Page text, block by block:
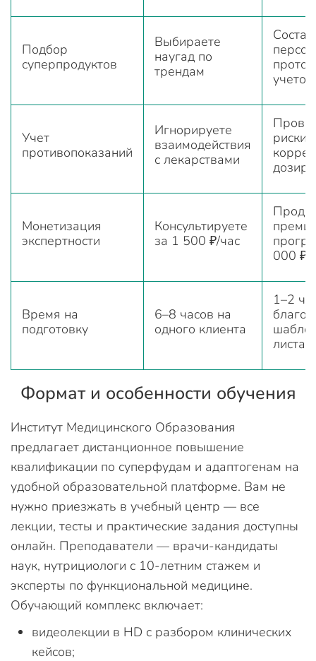
Подбор
суперпродуктов
Выбираете
наугад по
трендам
Учет
противопоказаний
Игнорируете
взаимодействия
с лекарствами
риски,
Монетизация
экспертности
Консультируете
за 1 500 ₽/час
000 ₽/
Время на
подготовку
6–8 часов на
одного клиента
1–2
листам
Формат и особенности обучения
Институт Медицинского Образования
предлагает дистанционное повышение
квалификации по суперфудам и адаптогенам на
удобной образовательной платформе. Вам не
нужно приезжать в учебный центр — все
лекции, тесты и практические задания доступны
онлайн. Преподаватели — врачи-кандидаты
наук, нутрициологи с 10-летним стажем и
эксперты по функциональной медицине.
Обучающий комплекс включает:
видеолекции в HD с разбором клинических
кейсов;